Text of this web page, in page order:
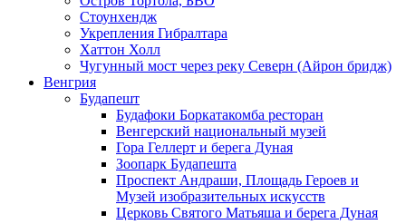
Стоунхендж
Укрепления Гибралтара
Хаттон Холл
Чугунный мост через реку Северн (Айрон бридж)
Венгрия
Будапешт
Будафоки Боркатакомба ресторан
Венгерский национальный музей
Гора Геллерт и берега Дуная
Зоопарк Будапешта
Проспект Андраши, Площадь Героев и
Музей изобразительных искусств
Церковь Святого Матьяша и берега Дуная